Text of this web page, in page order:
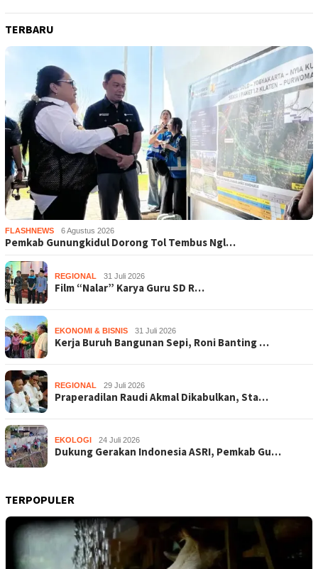
TERBARU
FLASHNEWS 6 Agustus 2026
Pemkab Gunungkidul Dorong Tol Tembus Ngl…
REGIONAL 31 Juli 2026
Film “Nalar” Karya Guru SD R…
EKONOMI & BISNIS 31 Juli 2026
Kerja Buruh Bangunan Sepi, Roni Banting …
REGIONAL 29 Juli 2026
Praperadilan Raudi Akmal Dikabulkan, Sta…
EKOLOGI 24 Juli 2026
Dukung Gerakan Indonesia ASRI, Pemkab Gu…
TERPOPULER